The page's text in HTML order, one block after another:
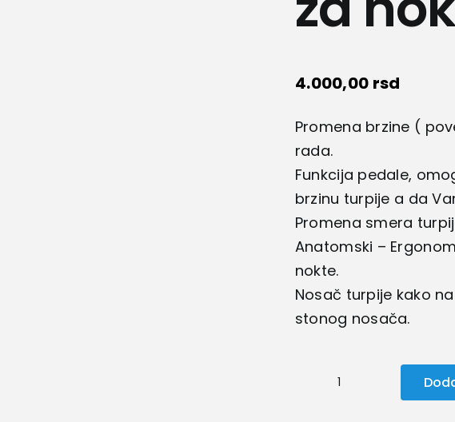
4.000,00 rsd
Promena brzine (
rada.
Funkcija pedale,
brzinu turpije a da
Promena smera
Anatomski –
nokte.
Nosač turpije kako
stonog nosača.
Električna